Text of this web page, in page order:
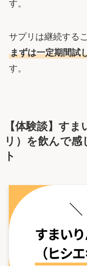
す。
サプリは継続する
まずは一定期間試
す。
【体験談】す
リ）を飲んで
ト